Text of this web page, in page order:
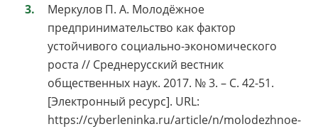
Меркулов П. А. Молодёжное
предпринимательство как фактор
устойчивого социально-экономического
роста // Среднерусский вестник
общественных наук. 2017. № 3. – С. 42-51.
[Электронный ресурс]. URL:
https://cyberleninka.ru/article/n/molodezhnoe-